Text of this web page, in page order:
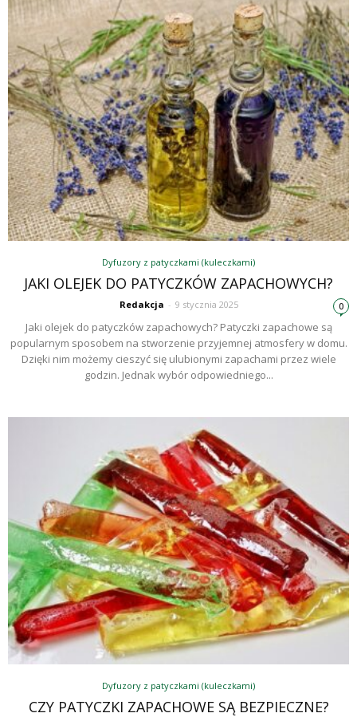
Dyfuzory z patyczkami (kuleczkami)
JAKI OLEJEK DO PATYCZKÓW ZAPACHOWYCH?
Redakcja - 9 stycznia 2025 0
Jaki olejek do patyczków zapachowych? Patyczki zapachowe są
popularnym sposobem na stworzenie przyjemnej atmosfery w domu.
Dzięki nim możemy cieszyć się ulubionymi zapachami przez wiele
godzin. Jednak wybór odpowiedniego...
Dyfuzory z patyczkami (kuleczkami)
CZY PATYCZKI ZAPACHOWE SĄ BEZPIECZNE?